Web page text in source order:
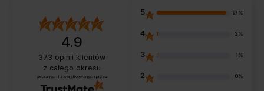
4.9
373 opinii klientów
z całego okresu
zebranych i zweryfikowanych przez
5 97%
4 2%
3 1%
2 0%